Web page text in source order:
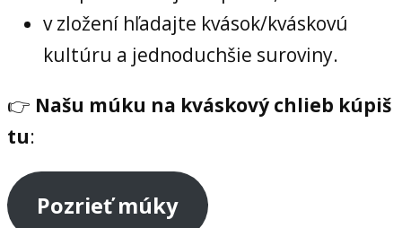
v zložení hľadajte kvások/kváskovú
kultúru a jednoduchšie suroviny.
👉 Našu múku na kváskový chlieb kúpiš
tu:
Pozrieť múky